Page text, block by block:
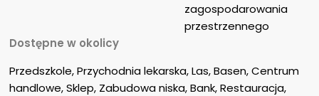
zagospodarowania
przestrzennego
Dostępne w okolicy
Przedszkole, Przychodnia lekarska, Las, Basen, Centrum
handlowe, Sklep, Zabudowa niska, Bank, Restauracja,